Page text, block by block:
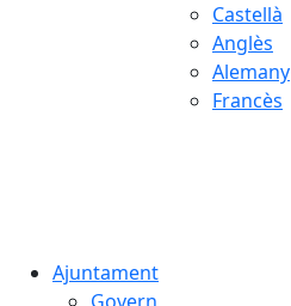
Castellà
Anglès
Alemany
Francès
Ajuntament